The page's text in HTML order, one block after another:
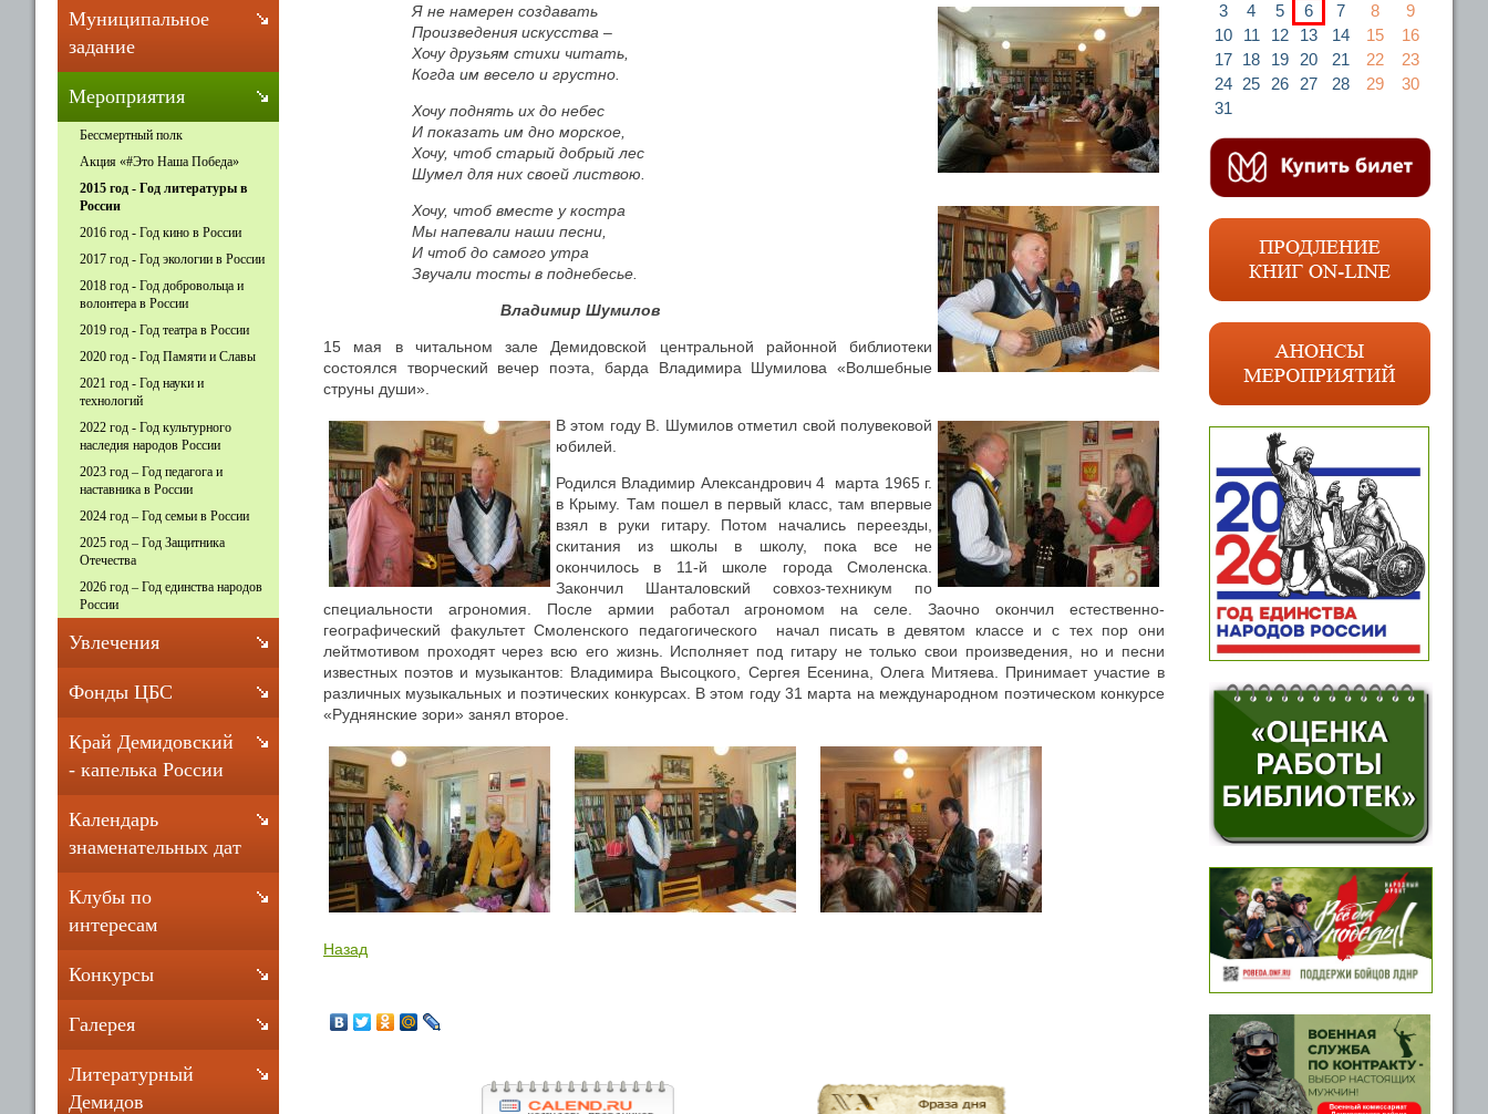
Я не намерен создавать
Произведения искусства –
Хочу друзьям стихи читать,
Когда им весело и грустно.
Хочу поднять их до небес
И показать им дно морское,
Хочу, чтоб старый добрый лес
Шумел для них своей листвою.
Хочу, чтоб вместе у костра
Мы напевали наши песни,
И чтоб до самого утра
Звучали тосты в поднебесье.
Владимир Шумилов
15 мая в читальном зале Демидовской центральной районной библиотеки
состоялся творческий вечер поэта, барда Владимира Шумилова «Волшебные
струны души».
В этом году В. Шумилов отметил свой полувековой
юбилей.
Родился Владимир Александрович 4 марта 1965 г.
в Крыму. Там пошел в первый класс, там впервые
взял в руки гитару. Потом начались переезды,
скитания из школы в школу, пока все не
окончилось в 11-й школе города Смоленска.
Закончил Шанталовский совхоз-техникум по
специальности агрономия. После армии работал агрономом на селе. Заочно окончил естественно-
географический факультет Смоленского педагогического начал писать в девятом классе и с тех пор они
лейтмотивом проходят через всю его жизнь. Исполняет под гитару не только свои произведения, но и песни
известных поэтов и музыкантов: Владимира Высоцкого, Сергея Есенина, Олега Митяева. Принимает участие в
различных музыкальных и поэтических конкурсах. В этом году 31 марта на международном поэтическом конкурсе
«Руднянские зори» занял второе.
Назад
Муниципальное
задание
Мероприятия
Бессмертный полк
Акция «#Это Наша Победа»
2015 год - Год литературы в
России
2016 год - Год кино в России
2017 год - Год экологии в России
2018 год - Год добровольца и
волонтера в России
2019 год - Год театра в России
2020 год - Год Памяти и Славы
2021 год - Год науки и
технологий
2022 год - Год культурного
наследия народов России
2023 год – Год педагога и
наставника в России
2024 год – Год семьи в России
2025 год – Год Защитника
Отечества
2026 год – Год единства народов
России
Увлечения
Фонды ЦБС
Край Демидовский
- капелька России
Календарь
знаменательных дат
Клубы по
интересам
Конкурсы
Галерея
Литературный
Демидов
3
4 5 6 7 8
9
10
11 12 13 14 15
16
17 18 19 20 21 22
23
24 25 26 27 28 29
30
31